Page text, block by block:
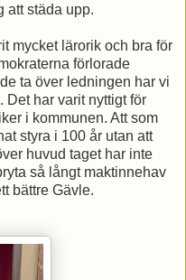
att städa upp.
mycket lärorik och bra för
förlorade
ta över ledningen har vi
Det har varit nyttigt för
i kommunen. Att som
styra i 100 år utan att
huvud taget har inte
så långt maktinnehav
bättre Gävle.